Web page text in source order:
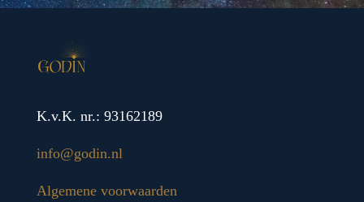
K.v.K. nr.: 93162189
info@godin.nl
Algemene voorwaarden